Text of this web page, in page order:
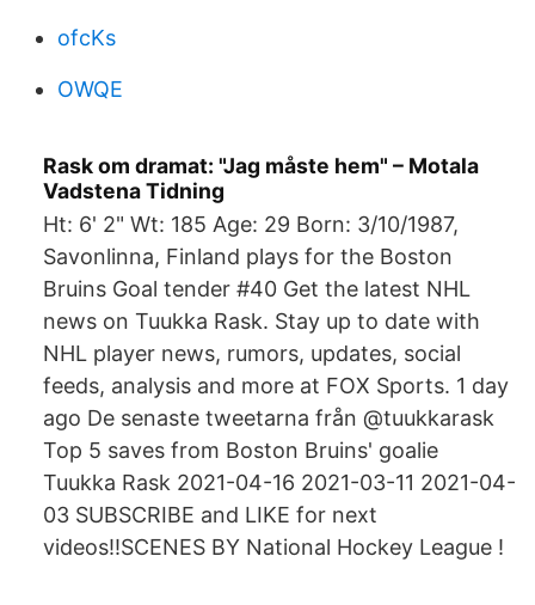
ofcKs
OWQE
Rask om dramat: "Jag måste hem" – Motala
Vadstena Tidning
Ht: 6' 2" Wt: 185 Age: 29 Born: 3/10/1987,
Savonlinna, Finland plays for the Boston
Bruins Goal tender #40 Get the latest NHL
news on Tuukka Rask. Stay up to date with
NHL player news, rumors, updates, social
feeds, analysis and more at FOX Sports. 1 day
ago De senaste tweetarna från @tuukkarask
Top 5 saves from Boston Bruins' goalie
Tuukka Rask 2021-04-16 2021-03-11 2021-04-
03 SUBSCRIBE and LIKE for next
videos!!SCENES BY National Hockey League !